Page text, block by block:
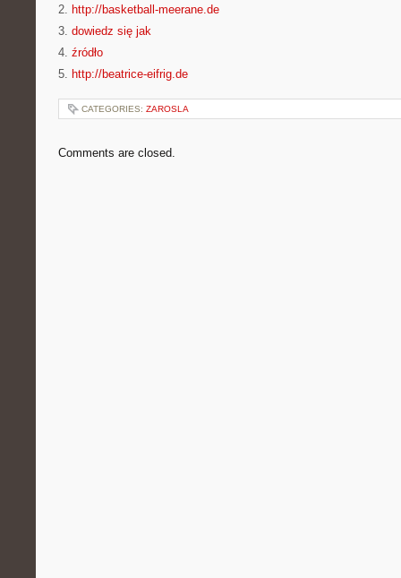
2. http://basketball-meerane.de
3. dowiedz się jak
4. źródło
5. http://beatrice-eifrig.de
CATEGORIES: ZAROSLA
Comments are closed.